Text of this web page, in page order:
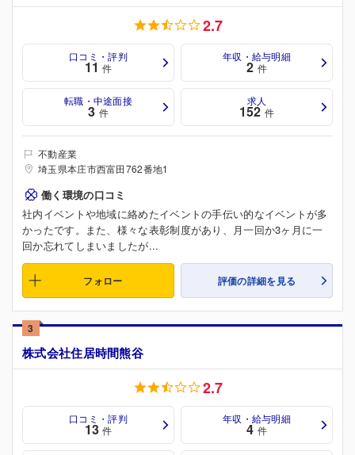
2.7
口コミ・評判
11 件
年収・給与明細
2 件
転職・中途面接
3 件
求人
152 件
不動産業
埼玉県本庄市西富田762番地1
働く環境の口コミ
社内イベントや地域に絡めたイベントの手伝い的なイベントが多
かったです。また、様々な表彰制度があり、月一回か3ヶ月に一
回か忘れてしまいましたが...
フォロー 評価の詳細を見る
3
株式会社住居時間熊谷
2.7
口コミ・評判
13 件
年収・給与明細
4 件